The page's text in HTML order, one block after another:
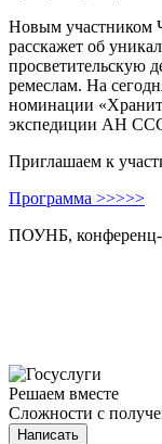
Новым участником
расскажет об
просветительскую
ремеслам. На
номинации
экспедиции АН
Приглашаем к
Программа >>>>>
ПОУНБ, конференц-
Решаем вместе
Сложности с
Написать